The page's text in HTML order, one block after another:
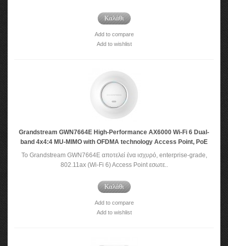
Καλάθι
Add to compare
Add to wishlist
Grandstream GWN7664E High-Performance AX6000 Wi-Fi 6 Dual-
band 4x4:4 MU-MIMO with OFDMA technology Access Point, PoE
Το Grandstream GWN7664E αποτελεί ένα ισχυρό, enterprise-grade,
802.11ax (Wi-Fi 6) Access Point εσωτε..
Καλάθι
Add to compare
Add to wishlist